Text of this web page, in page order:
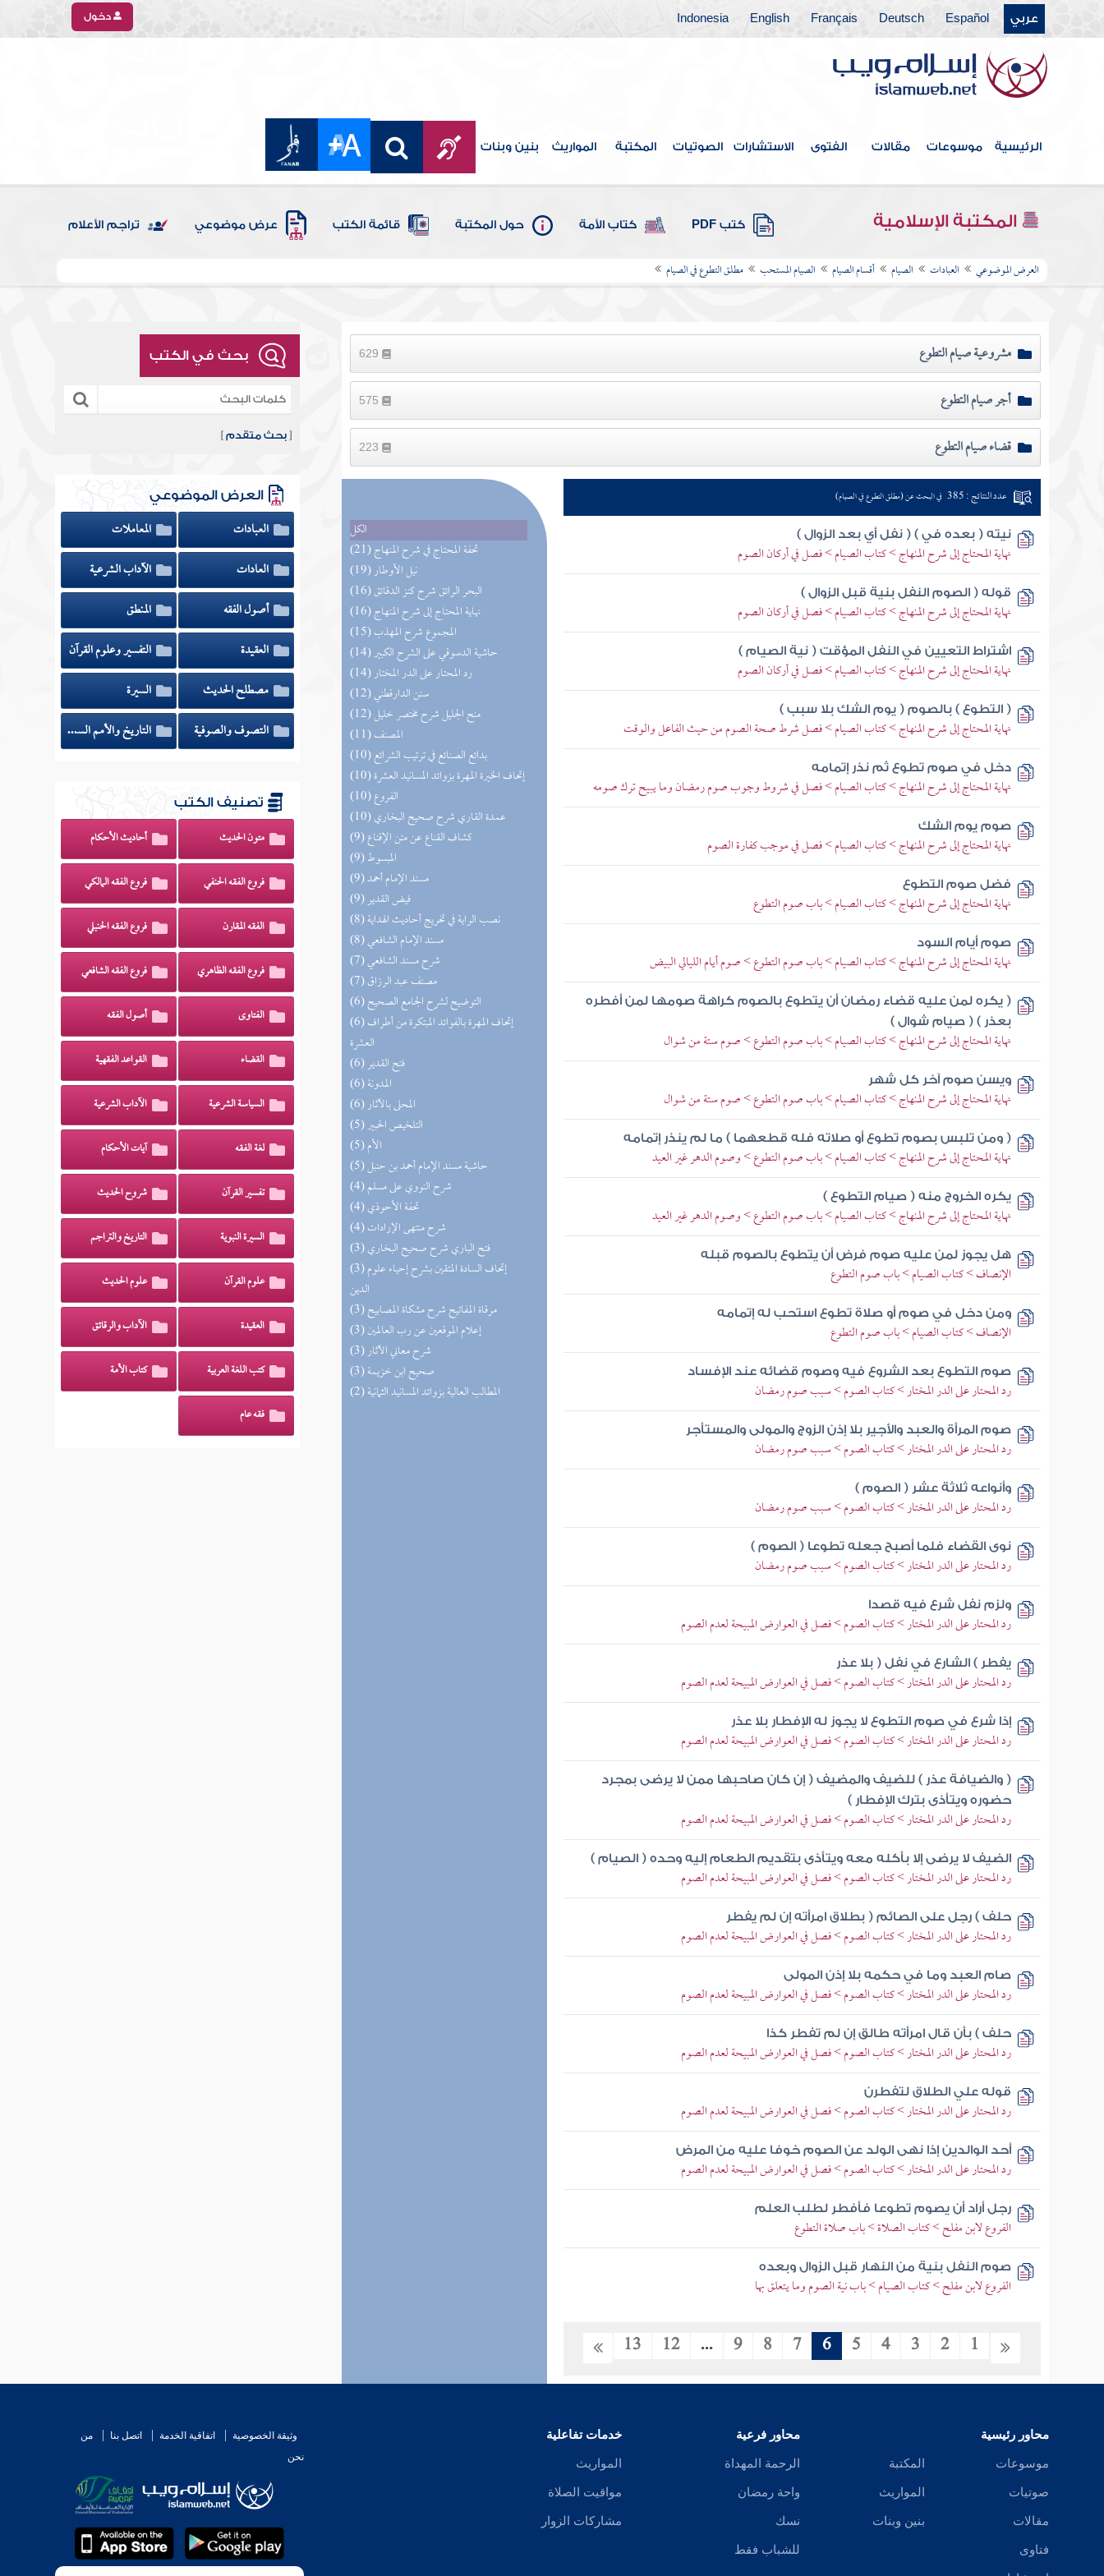
عربي Español
Deutsch
Français
English
Indonesia دخول
الرئيسية موسوعات مقالات الفتوى الاستشارات الصوتيات المكتبة المواريث بنين وبنات
المكتبة الإسلامية كتب PDF كتاب الأمة حول المكتبة قائمة الكتب عرض موضوعي تراجم الأعلام
العرض الموضوعي العبادات الصيام أقسام الصيام الصيام المستحب مطلق التطوع في الصيام
مشروعية صيام التطوع
أجر صيام التطوع
قضاء صيام التطوع
الكل
(21) تحفة المحتاج في شرح المنهاج
(19) نيل الأوطار
(16) البحر الرائق شرح كنز الدقائق
(16) نهاية المحتاج إلى شرح المنهاج
(15) المجموع شرح المهذب
(14) حاشية الدسوقي على الشرح الكبير
(14) رد المحتار على الدر المختار
(12) سنن الدارقطني
(12) منح الجليل شرح مختصر خليل
(11) المصنف
(10) بدائع الصنائع في ترتيب الشرائع
(10) إتحاف الخيرة المهرة بزوائد المسانيد العشرة
(10) الفروع
(10) عمدة القاري شرح صحيح البخاري
(9) كشاف القناع عن متن الإقناع
(9) المبسوط
(9) مسند الإمام أحمد
(9) فيض القدير
(8) نصب الراية في تخريج أحاديث الهداية
(8) مسند الإمام الشافعي
(7) شرح مسند الشافعي
(7) مصنف عبد الرزاق
(6) التوضيح لشرح الجامع الصحيح
(6) إتحاف المهرة بالفوائد المبتكرة من أطراف
العشرة
(6) فتح القدير
(6) المدونة
(6) المحلى بالآثار
(5) التلخيص الحبير
(5) الأم
(5) حاشية مسند الإمام أحمد بن حنبل
(4) شرح النووي على مسلم
(4) تحفة الأحوذي
(4) شرح منتهى الإرادات
(3) فتح الباري شرح صحيح البخاري
(3) إتحاف السادة المتقين بشرح إحياء علوم
الدين
(3) مرقاة المفاتيح شرح مشكاة المصابيح
(3) إعلام الموقعين عن رب العالمين
(3) شرح معاني الآثار
(3) صحيح ابن خزيمة
(2) المطالب العالية بزوائد المسانيد الثمانية
عدد النتائج : 385 في البحث عن (مطلق التطوع في الصيام)
نيته ( بعده في ) ( نفل أي بعد الزوال )
نهاية المحتاج إلى شرح المنهاج > كتاب الصيام > فصل في أركان الصوم
قوله ( الصوم النفل بنية قبل الزوال )
نهاية المحتاج إلى شرح المنهاج > كتاب الصيام > فصل في أركان الصوم
اشتراط التعيين في النفل المؤقت ( نية الصيام )
نهاية المحتاج إلى شرح المنهاج > كتاب الصيام > فصل في أركان الصوم
( التطوع ) بالصوم ( يوم الشك بلا سبب )
نهاية المحتاج إلى شرح المنهاج > كتاب الصيام > فصل شرط صحة الصوم من حيث الفاعل والوقت
دخل في صوم تطوع ثم نذر إتمامه
نهاية المحتاج إلى شرح المنهاج > كتاب الصيام > فصل في شروط وجوب صوم رمضان وما يبيح ترك صومه
صوم يوم الشك
نهاية المحتاج إلى شرح المنهاج > كتاب الصيام > فصل في موجب كفارة الصوم
فضل صوم التطوع
نهاية المحتاج إلى شرح المنهاج > كتاب الصيام > باب صوم التطوع
صوم أيام السود
نهاية المحتاج إلى شرح المنهاج > كتاب الصيام > باب صوم التطوع > صوم أيام الليالي البيض
( يكره لمن عليه قضاء رمضان أن يتطوع بالصوم كراهة صومها لمن أفطره
بعذر ) ( صيام شوال )
نهاية المحتاج إلى شرح المنهاج > كتاب الصيام > باب صوم التطوع > صوم ستة من شوال
ويسن صوم آخر كل شهر
نهاية المحتاج إلى شرح المنهاج > كتاب الصيام > باب صوم التطوع > صوم ستة من شوال
( ومن تلبس بصوم تطوع أو صلاته فله قطعهما ) ما لم ينذر إتمامه
نهاية المحتاج إلى شرح المنهاج > كتاب الصيام > باب صوم التطوع > وصوم الدهر غير العيد
يكره الخروج منه ( صيام التطوع )
نهاية المحتاج إلى شرح المنهاج > كتاب الصيام > باب صوم التطوع > وصوم الدهر غير العيد
هل يجوز لمن عليه صوم فرض أن يتطوع بالصوم قبله
الإنصاف > كتاب الصيام > باب صوم التطوع
ومن دخل في صوم أو صلاة تطوع استحب له إتمامه
الإنصاف > كتاب الصيام > باب صوم التطوع
صوم التطوع بعد الشروع فيه وصوم قضائه عند الإفساد
رد المحتار على الدر المختار > كتاب الصوم > سبب صوم رمضان
صوم المرأة والعبد والأجير بلا إذن الزوج والمولى والمستأجر
رد المحتار على الدر المختار > كتاب الصوم > سبب صوم رمضان
وأنواعه ثلاثة عشر ( الصوم )
رد المحتار على الدر المختار > كتاب الصوم > سبب صوم رمضان
نوى القضاء فلما أصبح جعله تطوعا ( الصوم )
رد المحتار على الدر المختار > كتاب الصوم > سبب صوم رمضان
ولزم نفل شرع فيه قصدا
رد المحتار على الدر المختار > كتاب الصوم > فصل في العوارض المبيحة لعدم الصوم
يفطر ) الشارع في نفل ( بلا عذر
رد المحتار على الدر المختار > كتاب الصوم > فصل في العوارض المبيحة لعدم الصوم
إذا شرع في صوم التطوع لا يجوز له الإفطار بلا عذر
رد المحتار على الدر المختار > كتاب الصوم > فصل في العوارض المبيحة لعدم الصوم
( والضيافة عذر ) للضيف والمضيف ( إن كان صاحبها ممن لا يرضى بمجرد
حضوره ويتأذى بترك الإفطار )
رد المحتار على الدر المختار > كتاب الصوم > فصل في العوارض المبيحة لعدم الصوم
الضيف لا يرضى إلا بأكله معه ويتأذى بتقديم الطعام إليه وحده ( الصيام )
رد المحتار على الدر المختار > كتاب الصوم > فصل في العوارض المبيحة لعدم الصوم
حلف ) رجل على الصائم ( بطلاق امرأته إن لم يفطر
رد المحتار على الدر المختار > كتاب الصوم > فصل في العوارض المبيحة لعدم الصوم
صام العبد وما في حكمه بلا إذن المولى
رد المحتار على الدر المختار > كتاب الصوم > فصل في العوارض المبيحة لعدم الصوم
حلف ) بأن قال امرأته طالق إن لم تفطر كذا
رد المحتار على الدر المختار > كتاب الصوم > فصل في العوارض المبيحة لعدم الصوم
قوله علي الطلاق لتفطرن
رد المحتار على الدر المختار > كتاب الصوم > فصل في العوارض المبيحة لعدم الصوم
أحد الوالدين إذا نهى الولد عن الصوم خوفا عليه من المرض
رد المحتار على الدر المختار > كتاب الصوم > فصل في العوارض المبيحة لعدم الصوم
رجل أراد أن يصوم تطوعا فأفطر لطلب العلم
الفروع لابن مفلح > كتاب الصلاة > باب صلاة التطوع
صوم النفل بنية من النهار قبل الزوال وبعده
الفروع لابن مفلح > كتاب الصيام > باب نية الصوم وما يتعلق بها
1
2
3
4
5
6
7
8
9
...
12
13
بحث في الكتب
[بحث متقدم ]
العرض الموضوعي
العبادات
المعاملات
العادات
الآداب الشرعية
أصول الفقه
المنطق
العقيدة
التفسير وعلوم القرآن
مصطلح الحديث
السيرة
التصوف والصوفية
التاريخ والأمم السابقة
تصنيف الكتب
متون الحديث أحاديث الأحكام
فروع الفقه الحنفي فروع الفقه المالكي
الفقه المقارن فروع الفقه الحنبلي
فروع الفقه الظاهري فروع الفقه الشافعي
الفتاوى أصول الفقه
القضاء القواعد الفقهية
السياسة الشرعية الآداب الشرعية
لغة الفقه آيات الأحكام
تفسير القرآن شروح الحديث
السيرة النبوية التاريخ والتراجم
علوم القرآن علوم الحديث
العقيدة الآداب والرقائق
كتب اللغة العربية كتاب الأمة
فقه عام
محاور رئيسية
موسوعات
صوتيات
مقالات
فتاوى
المكتبة
المواريث
بنين وبنات
محاور فرعية
الرحمة المهداة
واحة رمضان
نسك
للشباب فقط
خدمات تفاعلية
المواريث
مواقيت الصلاة
مشاركات الزوار
وثيقة الخصوصية اتفاقية الخدمة اتصل بنا
من
نحن